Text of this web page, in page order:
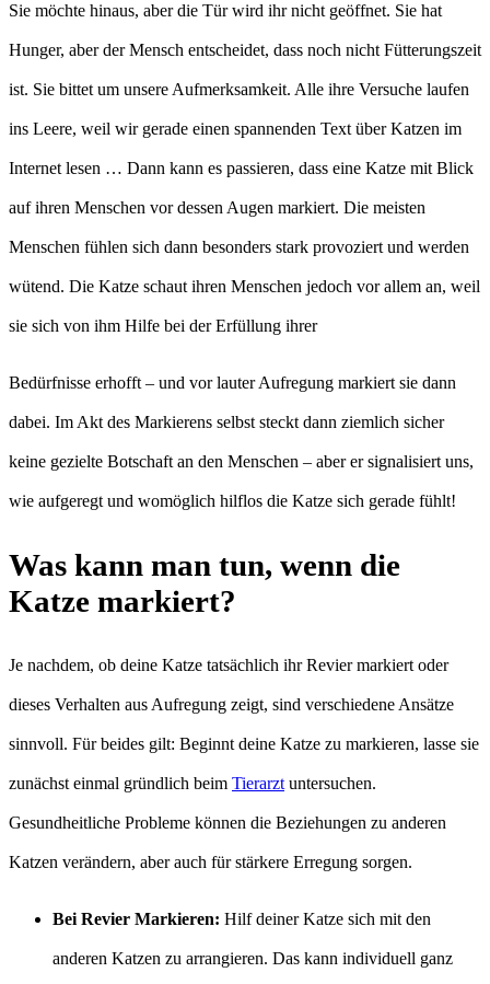
Sie möchte hinaus, aber die Tür wird ihr nicht geöffnet. Sie hat
Hunger, aber der Mensch entscheidet, dass noch nicht Fütterungszeit
ist. Sie bittet um unsere Aufmerksamkeit. Alle ihre Versuche laufen
ins Leere, weil wir gerade einen spannenden Text über Katzen im
Internet lesen … Dann kann es passieren, dass eine Katze mit Blick
auf ihren Menschen vor dessen Augen markiert. Die meisten
Menschen fühlen sich dann besonders stark provoziert und werden
wütend. Die Katze schaut ihren Menschen jedoch vor allem an, weil
sie sich von ihm Hilfe bei der Erfüllung ihrer
Bedürfnisse erhofft – und vor lauter Aufregung markiert sie dann
dabei. Im Akt des Markierens selbst steckt dann ziemlich sicher
keine gezielte Botschaft an den Menschen – aber er signalisiert uns,
wie aufgeregt und womöglich hilflos die Katze sich gerade fühlt!
Was kann man tun, wenn die
Katze markiert?
Je nachdem, ob deine Katze tatsächlich ihr Revier markiert oder
dieses Verhalten aus Aufregung zeigt, sind verschiedene Ansätze
sinnvoll. Für beides gilt: Beginnt deine Katze zu markieren, lasse sie
zunächst einmal gründlich beim Tierarzt untersuchen.
Gesundheitliche Probleme können die Beziehungen zu anderen
Katzen verändern, aber auch für stärkere Erregung sorgen.
Bei Revier Markieren: Hilf deiner Katze sich mit den
anderen Katzen zu arrangieren. Das kann individuell ganz